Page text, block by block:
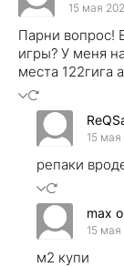
15 мая
Парни вопрос!
игры? У меня
места 122гига
15 мая
репаки
max
15 мая
м2 купи